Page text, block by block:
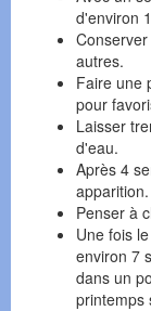
d'environ
autres.
Faire une
pour
Laisser
d'eau.
Après 4
apparition.
Penser à
Une fois
environ 7
dans un
printemps